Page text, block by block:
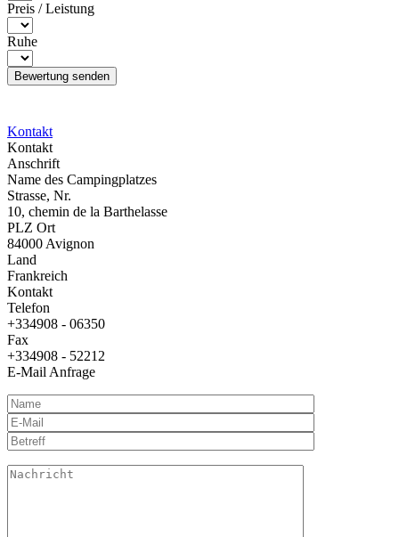
Preis / Leistung
Ruhe
Kontakt
Kontakt
Anschrift
Name des Campingplatzes
Strasse, Nr.
10, chemin de la Barthelasse
PLZ Ort
84000 Avignon
Land
Frankreich
Kontakt
Telefon
+334908 - 06350
Fax
+334908 - 52212
E-Mail Anfrage